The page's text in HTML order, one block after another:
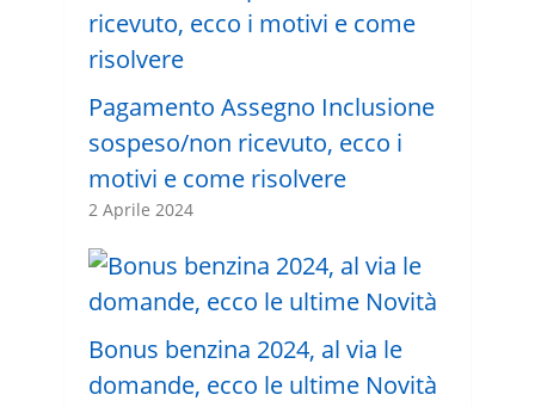
Pagamento Assegno Inclusione
sospeso/non ricevuto, ecco i
motivi e come risolvere
2 Aprile 2024
Bonus benzina 2024, al via le
domande, ecco le ultime Novità